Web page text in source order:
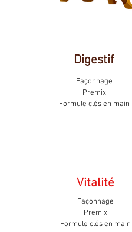
Digestif
Façonnage
Premix
Formule clésen main
Vitalité
Façonnage
Premix
Formule clésen main